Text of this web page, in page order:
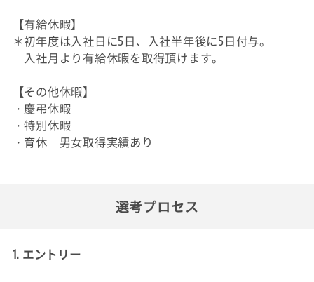
【有給休暇】
＊初年度は入社日に5日、入社半年後に5日付与。
入社月より有給休暇を取得頂けます。
【その他休暇】
・慶弔休暇
・特別休暇
・育休 男女取得実績あり
選考プロセス
1. エントリー